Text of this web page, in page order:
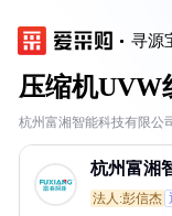
寻源
压缩机UVW
杭州富湘智能科技有限公
杭州富湘
法人:彭信杰